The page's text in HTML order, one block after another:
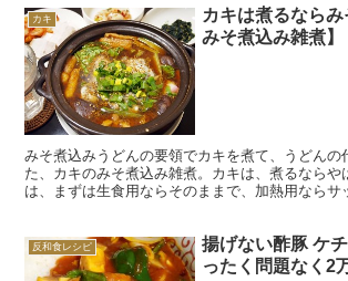
カキ
カキは煮るなら
みそ煮込み雑煮】
みそ煮込みうどんの要領でカキを煮て、うどんの
た、カキのみそ煮込み雑煮。カキは、煮るならや
は、まずは生食用ならそのままで、加熱用ならサ
反和食レシピ
揚げない酢豚 ケ
ったく問題なく2